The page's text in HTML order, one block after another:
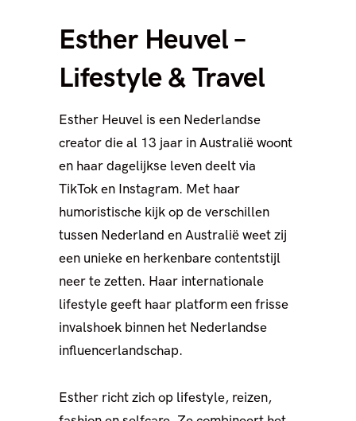
Esther Heuvel –
Lifestyle & Travel
Esther Heuvel is een Nederlandse
creator die al 13 jaar in Australië woont
en haar dagelijkse leven deelt via
TikTok en Instagram. Met haar
humoristische kijk op de verschillen
tussen Nederland en Australië weet zij
een unieke en herkenbare contentstijl
neer te zetten. Haar internationale
lifestyle geeft haar platform een frisse
invalshoek binnen het Nederlandse
influencerlandschap.
Esther richt zich op lifestyle, reizen,